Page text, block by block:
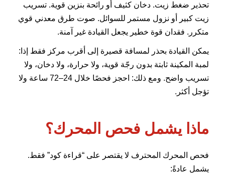
تحذير ضغط زيت. دخان كثيف أو رائحة بنزين قوية. تسريب
زيت كبير أو نزول مستمر للسوائل. صوت طرق معدني قوي
متكرر. فقدان قوة خطير يجعل القيادة غير آمنة.
يمكن القيادة بحذر لمسافة قصيرة إلى أقرب مركز فقط إذا:
لمبة المكينة ثابتة بدون رجّة قوية، ولا حرارة، ولا دخان، ولا
تسريب واضح. ومع ذلك: احجز فحصًا خلال 24–72 ساعة ولا
تؤجل أكثر.
ماذا يشمل فحص المحرك؟
فحص المحرك المحترف لا يقتصر على “قراءة كود” فقط.
يشمل عادةً: